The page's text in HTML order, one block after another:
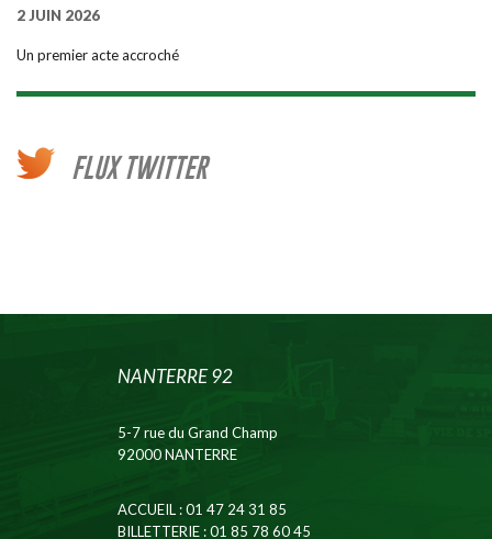
2 JUIN 2026
Un premier acte accroché
FLUX TWITTER
NANTERRE 92
5-7 rue du Grand Champ
92000 NANTERRE
ACCUEIL: 01 47 24 31 85
BILLETTERIE: 01 85 78 60 45